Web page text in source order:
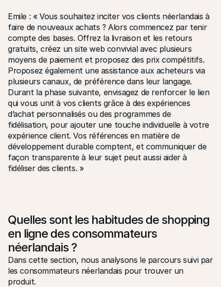
Emile : « Vous souhaitez inciter vos clients néerlandais à
faire de nouveaux achats ? Alors commencez par tenir
compte des bases. Offrez la livraison et les retours
gratuits, créez un site web convivial avec plusieurs
moyens de paiement et proposez des prix compétitifs.
Proposez également une assistance aux acheteurs via
plusieurs canaux, de préférence dans leur langage.
Durant la phase suivante, envisagez de renforcer le lien
qui vous unit à vos clients grâce à des expériences
d’achat personnalisés ou des programmes de
fidélisation, pour ajouter une touche individuelle à votre
expérience client. Vos références en matière de
développement durable comptent, et communiquer de
façon transparente à leur sujet peut aussi aider à
fidéliser des clients. »
Quelles sont les habitudes de shopping
en ligne des consommateurs
néerlandais ?
Dans cette section, nous analysons le parcours suivi par
les consommateurs néerlandais pour trouver un
produit.